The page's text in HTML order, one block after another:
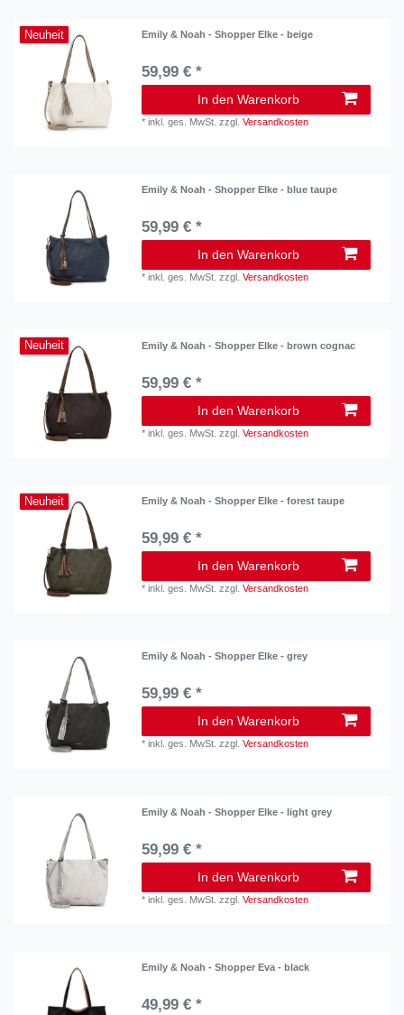
Neuheit Emily & Noah - Shopper Elke - beige
59,99 € *
In den Warenkorb
*inkl. ges. MwSt. zzgl.Versandkosten
Emily & Noah - Shopper Elke - blue taupe
59,99 € *
In den Warenkorb
*inkl. ges. MwSt. zzgl.Versandkosten
Neuheit Emily & Noah - Shopper Elke - brown cognac
59,99 € *
In den Warenkorb
*inkl. ges. MwSt. zzgl.Versandkosten
Neuheit Emily & Noah - Shopper Elke - forest taupe
59,99 € *
In den Warenkorb
*inkl. ges. MwSt. zzgl.Versandkosten
Emily & Noah - Shopper Elke - grey
59,99 € *
In den Warenkorb
*inkl. ges. MwSt. zzgl.Versandkosten
Emily & Noah - Shopper Elke - light grey
59,99 € *
In den Warenkorb
*inkl. ges. MwSt. zzgl.Versandkosten
Emily & Noah - Shopper Eva - black
49,99 € *